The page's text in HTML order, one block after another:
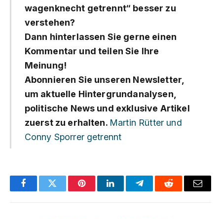
wagenknecht getrennt“ besser zu
verstehen?
Dann hinterlassen Sie gerne einen
Kommentar und teilen Sie Ihre
Meinung!
Abonnieren Sie unseren Newsletter,
um aktuelle Hintergrundanalysen,
politische News und exklusive Artikel
zuerst zu erhalten. Martin Rütter und
Conny Sporrer getrennt
FacebookTwitter PinterestLinkedInTelegramReddit Email